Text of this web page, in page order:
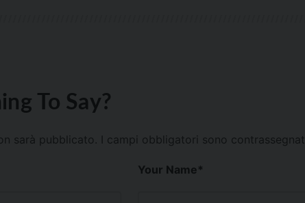
To Say?
sarà pubblicato. I campi obbligatori sono contrassegnati
Your Name*